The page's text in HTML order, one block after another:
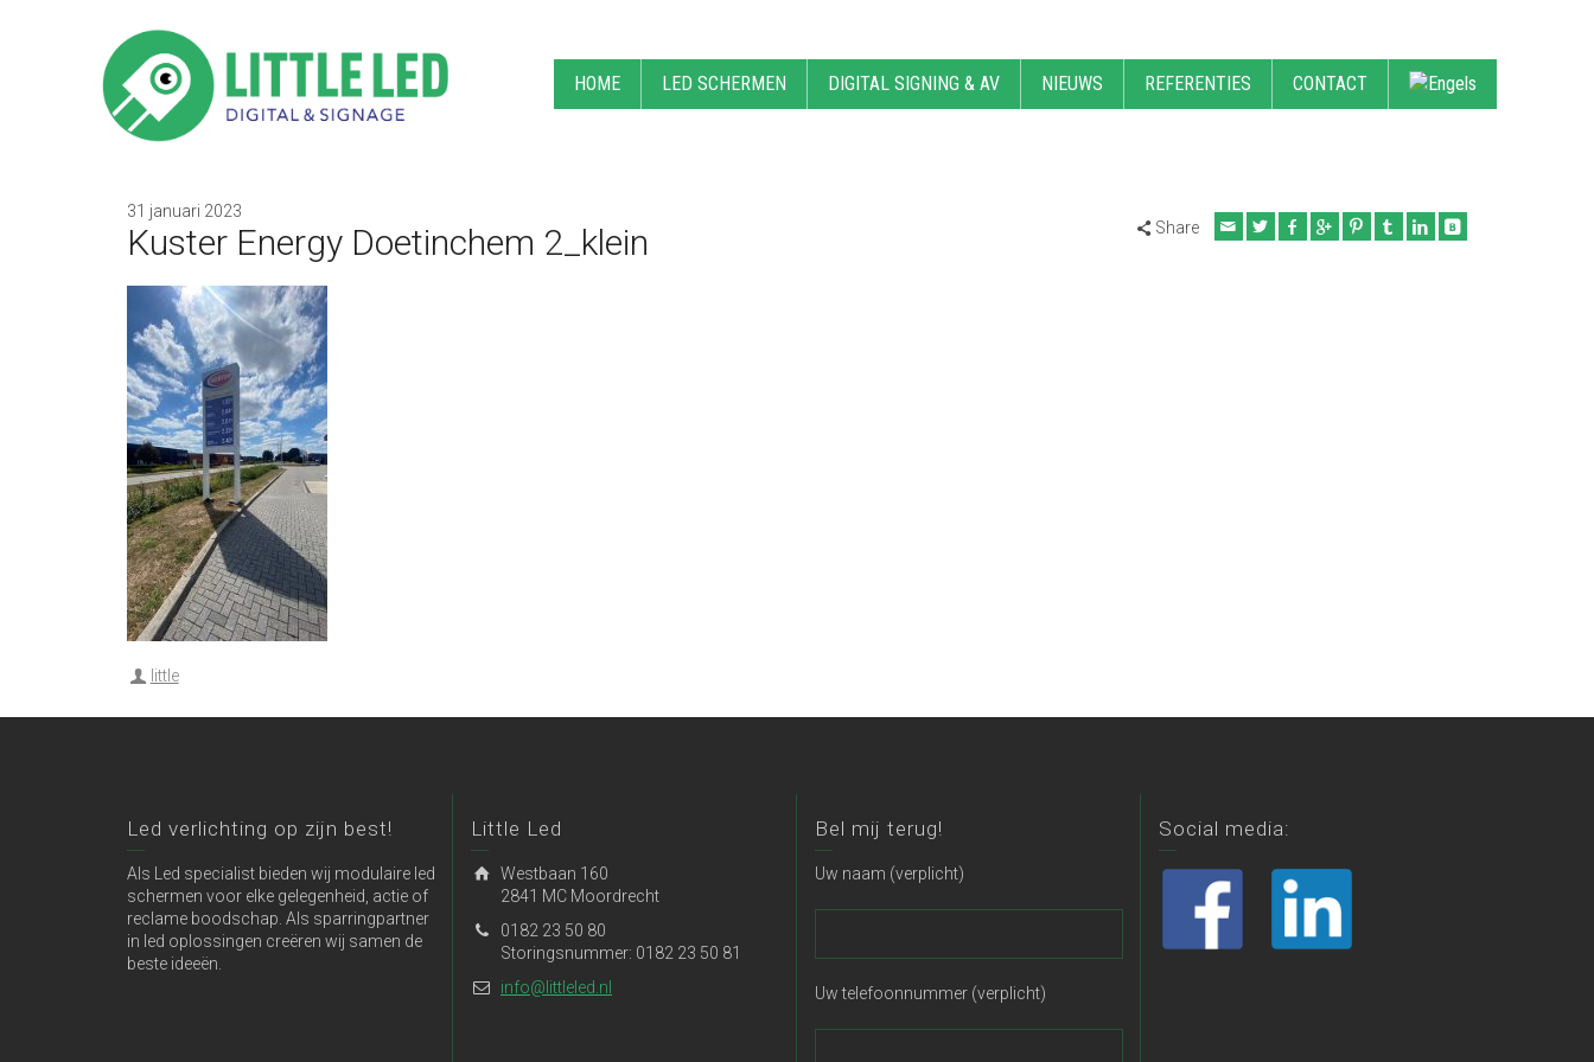
HOME LED SCHERMEN DIGITAL SIGNING & AV NIEUWS REFERENTIES CONTACT
31 januari 2023
Kuster Energy Doetinchem 2_klein Share
little
Led verlichting op zijn best!
Als Led specialist bieden wij modulaire led
schermen voor elke gelegenheid, actie of
reclame boodschap. Als sparringpartner
in led oplossingen creëren wij samen de
beste ideeën.
Little Led
Westbaan 160
2841 MC Moordrecht
0182 23 50 80
Storingsnummer: 0182 23 50 81
info@littleled.nl
Bel mij terug!
Uw naam (verplicht)
Uw telefoonnummer (verplicht)
Social media: